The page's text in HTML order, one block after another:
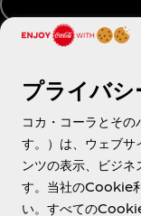
About us
Need help?
プライバシ
コカ・コーラとその
す。）は、ウェブサ
ンツの表示、ビジ
す。当社のCookie
い。すべての